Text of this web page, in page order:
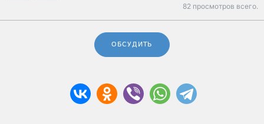
82 просмотров всего.
ОБСУДИТЬ